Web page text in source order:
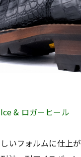
& ロガーヒール
いフォルムに仕上